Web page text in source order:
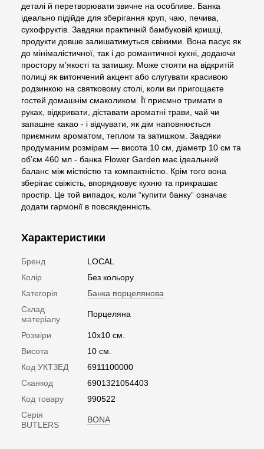
деталі й перетворювати звичне на особливе. Банка
ідеально підійде для зберігання круп, чаю, печива,
сухофруктів. Завдяки практичній бамбуковій кришці,
продукти довше залишатимуться свіжими. Вона пасує як
до мінімалістичної, так і до романтичної кухні, додаючи
простору м’якості та затишку. Може стояти на відкритій
полиці як витончений акцент або слугувати красивою
родзинкою на святковому столі, коли ви пригощаєте
гостей домашнім смаколиком. Її приємно тримати в
руках, відкривати, діставати ароматні трави, чай чи
запашне какао - і відчувати, як дім наповнюється
приємним ароматом, теплом та затишком. Завдяки
продуманим розмірам — висота 10 см, діаметр 10 см та
об’єм 460 мл - банка Flower Garden має ідеальний
баланс між місткістю та компактністю. Крім того вона
зберігає свіжість, впорядковує кухню та прикрашає
простір. Це той випадок, коли “купити банку” означає
додати гармонії в повсякденність.
Характеристики
Бренд
LOCAL
Колір
Без кольору
Категорія
Банка порцелянова
Склад
матеріалу
Порцеляна
Розміри
10x10 см.
Висота
10 см.
Код УКТЗЕД
6911100000
Сканкод
6901321054403
Код товару
990522
Серія
BUTLERS
BONA